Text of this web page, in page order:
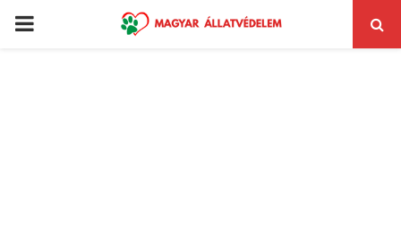
PRIMARY